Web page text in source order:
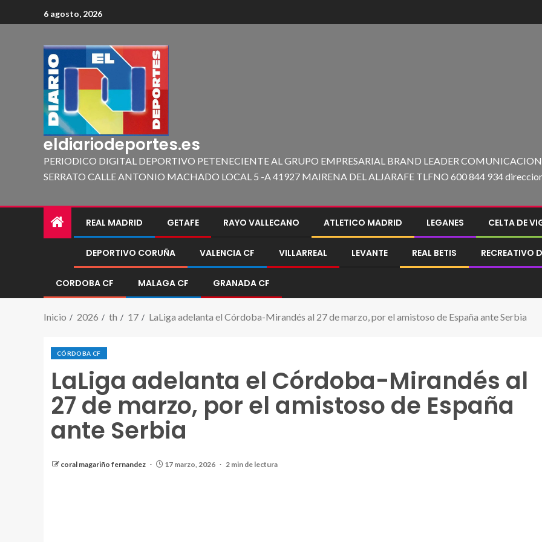
6 agosto, 2026
eldiariodeportes.es
PERIODICO DIGITAL DEPORTIVO PETENECIENTE AL GRUPO EMPRESARIAL BRAND LEADER
SERRATO CALLE ANTONIO MACHADO LOCAL 5 -A 41927 MAIRENA DEL ALJARAFE TLFNO 600 844 934
REAL MADRID GETAFE RAYO VALLECANO ATLETICO MADRID LEGANES CELTA DE
DEPORTIVO CORUÑA VALENCIA CF VILLARREAL LEVANTE REAL BETIS RECREATIVO
CORDOBA CF MALAGA CF GRANADA CF
Inicio 2026 th 17 LaLiga adelanta el Córdoba-Mirandés al 27 de marzo, por el amistoso de España ante Serbia
CÓRDOBA CF
LaLiga adelanta el Córdoba-Mirandés al
27 de marzo, por el amistoso de España
ante Serbia
coral magariño fernandez 17 marzo, 2026 2 min de lectura